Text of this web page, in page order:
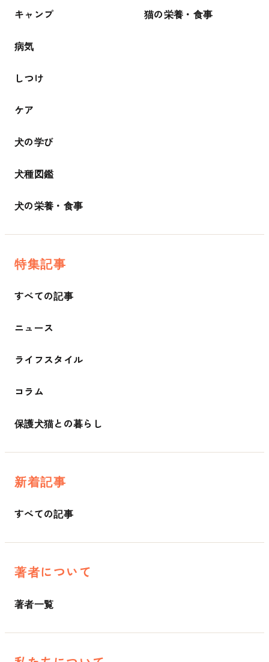
キャンプ
病気
しつけ
ケア
犬の学び
犬種図鑑
犬の栄養・食事
猫の栄養・食事
特集記事
すべての記事
ニュース
ライフスタイル
コラム
保護犬猫との暮らし
新着記事
すべての記事
著者について
著者一覧